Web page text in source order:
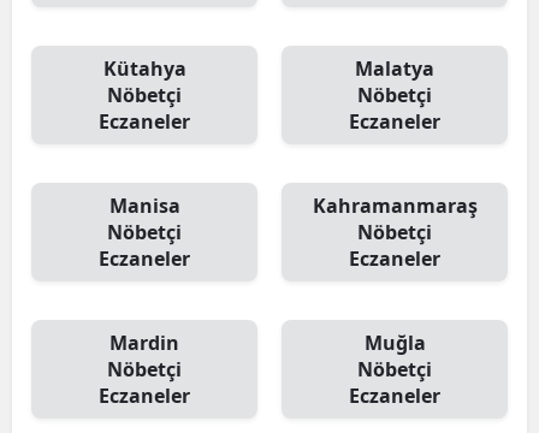
Kütahya
Nöbetçi
Eczaneler
Malatya
Nöbetçi
Eczaneler
Manisa
Nöbetçi
Eczaneler
Kahramanmaraş
Nöbetçi
Eczaneler
Mardin
Nöbetçi
Eczaneler
Muğla
Nöbetçi
Eczaneler